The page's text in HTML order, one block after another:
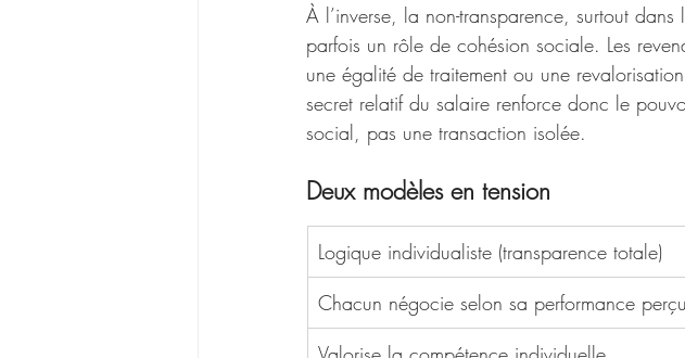
À l’inverse, la non-transparence, surtout
parfois un rôle de cohésion sociale. Les
une égalité de traitement ou une
secret relatif du salaire renforce donc le
social, pas une transaction isolée.
Deux modèles en tension
Logique individualiste (transparence totale)
Chacun négocie selon sa performance